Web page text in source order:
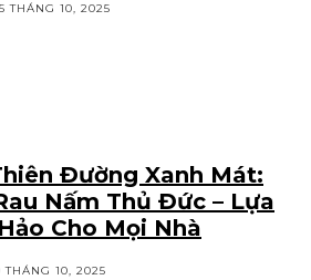
THÁNG 10, 2025
Đường Xanh Mát:
Nấm Thủ Đức – Lựa
Cho Mọi Nhà
THÁNG 10, 2025